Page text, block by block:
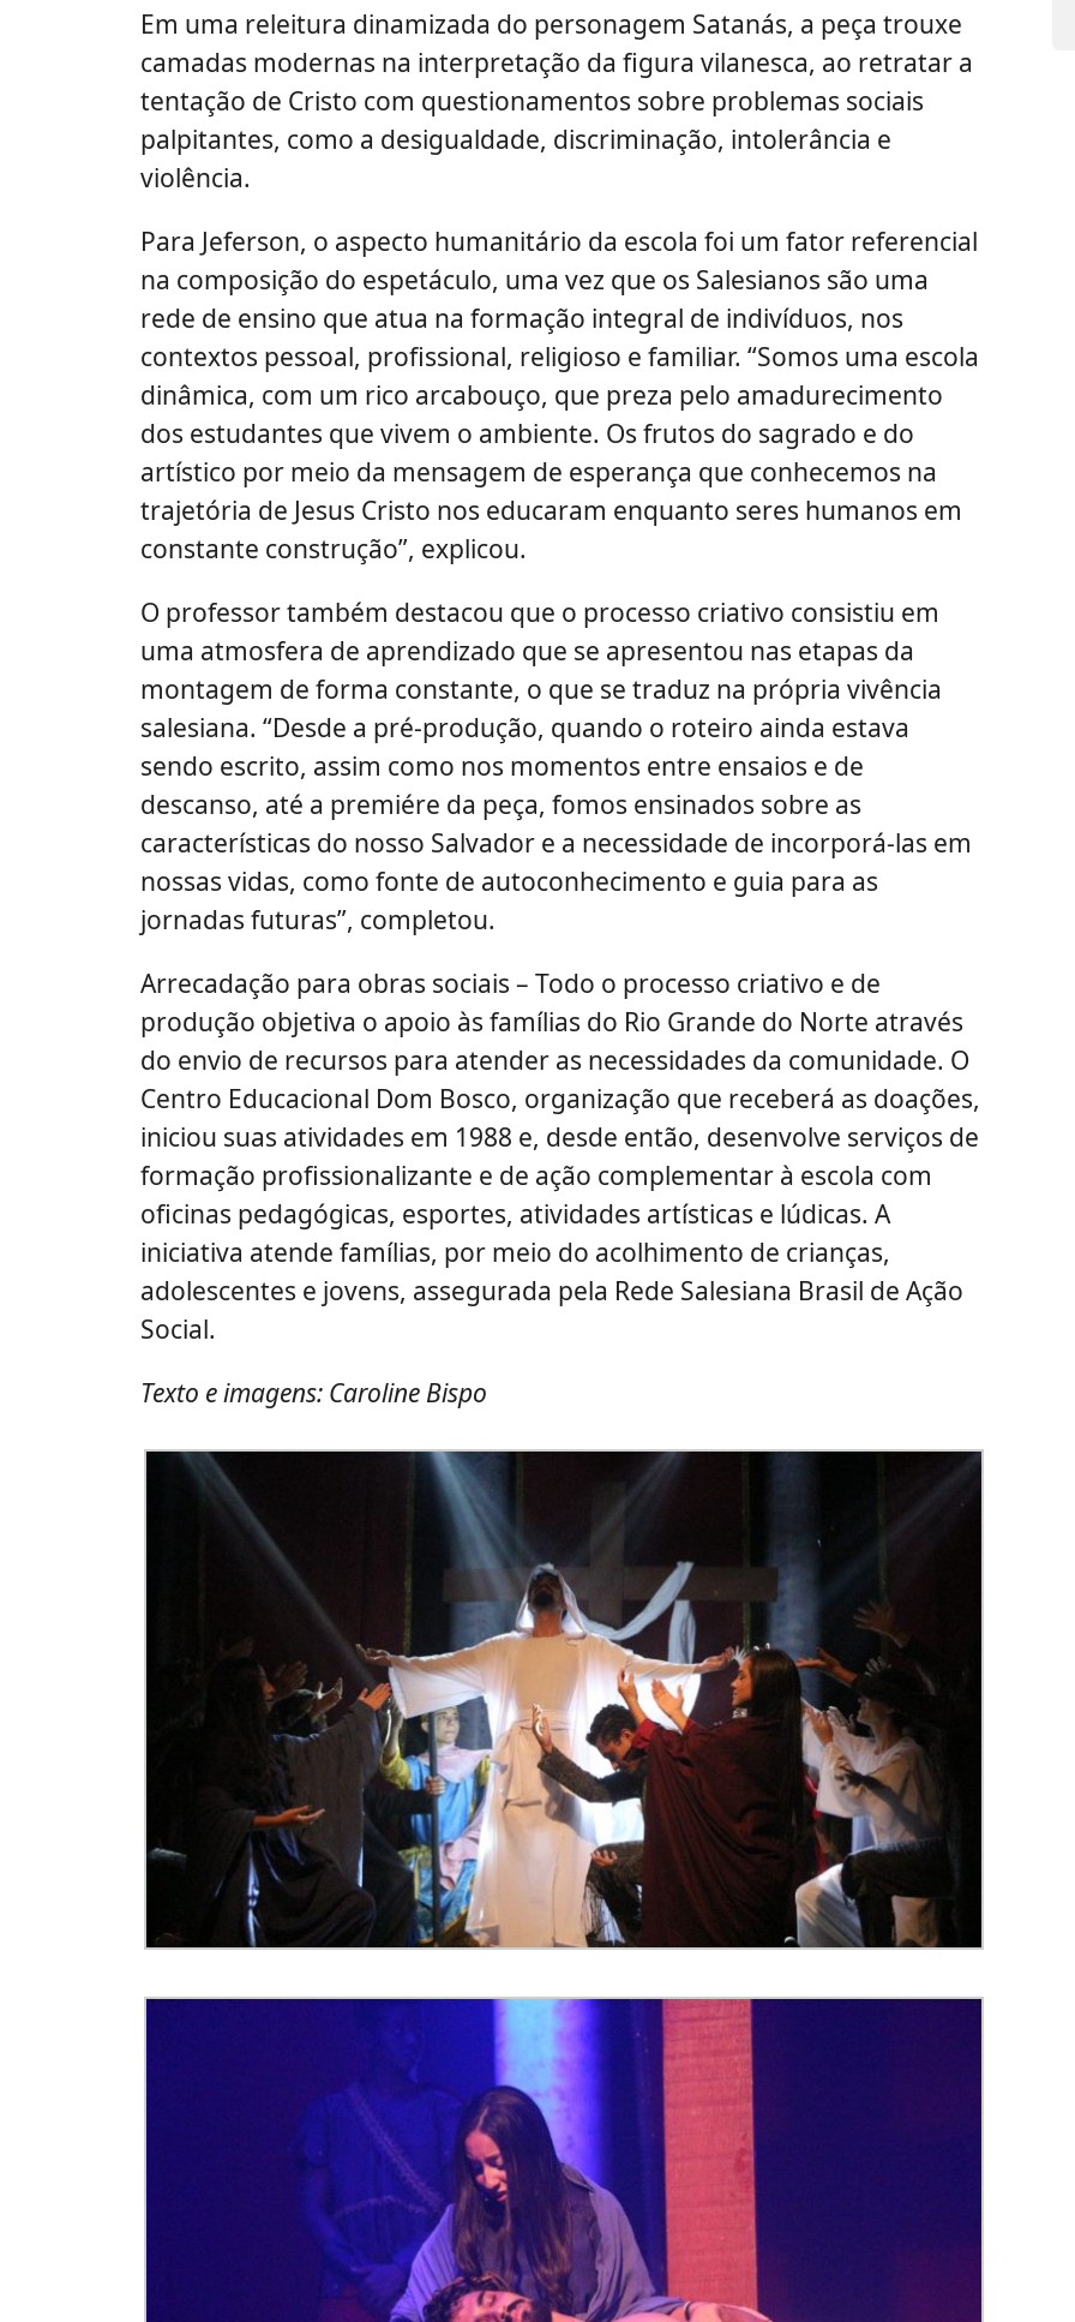
Em uma releitura dinamizada do personagem Satanás, a peça trouxe
camadas modernas na interpretação da figura vilanesca, ao retratar a
tentação de Cristo com questionamentos sobre problemas sociais
palpitantes, como a desigualdade, discriminação, intolerância e
violência.
Para Jeferson, o aspecto humanitário da escola foi um fator referencial
na composição do espetáculo, uma vez que os Salesianos são uma
rede de ensino que atua na formação integral de indivíduos, nos
contextos pessoal, profissional, religioso e familiar. “Somos uma escola
dinâmica, com um rico arcabouço, que preza pelo amadurecimento
dos estudantes que vivem o ambiente. Os frutos do sagrado e do
artístico por meio da mensagem de esperança que conhecemos na
trajetória de Jesus Cristo nos educaram enquanto seres humanos em
constante construção”, explicou.
O professor também destacou que o processo criativo consistiu em
uma atmosfera de aprendizado que se apresentou nas etapas da
montagem de forma constante, o que se traduz na própria vivência
salesiana. “Desde a pré-produção, quando o roteiro ainda estava
sendo escrito, assim como nos momentos entre ensaios e de
descanso, até a premiére da peça, fomos ensinados sobre as
características do nosso Salvador e a necessidade de incorporá-las em
nossas vidas, como fonte de autoconhecimento e guia para as
jornadas futuras”, completou.
Arrecadação para obras sociais – Todo o processo criativo e de
produção objetiva o apoio às famílias do Rio Grande do Norte através
do envio de recursos para atender as necessidades da comunidade. O
Centro Educacional Dom Bosco, organização que receberá as doações,
iniciou suas atividades em 1988 e, desde então, desenvolve serviços de
formação profissionalizante e de ação complementar à escola com
oficinas pedagógicas, esportes, atividades artísticas e lúdicas. A
iniciativa atende famílias, por meio do acolhimento de crianças,
adolescentes e jovens, assegurada pela Rede Salesiana Brasil de Ação
Social.
Texto e imagens: Caroline Bispo